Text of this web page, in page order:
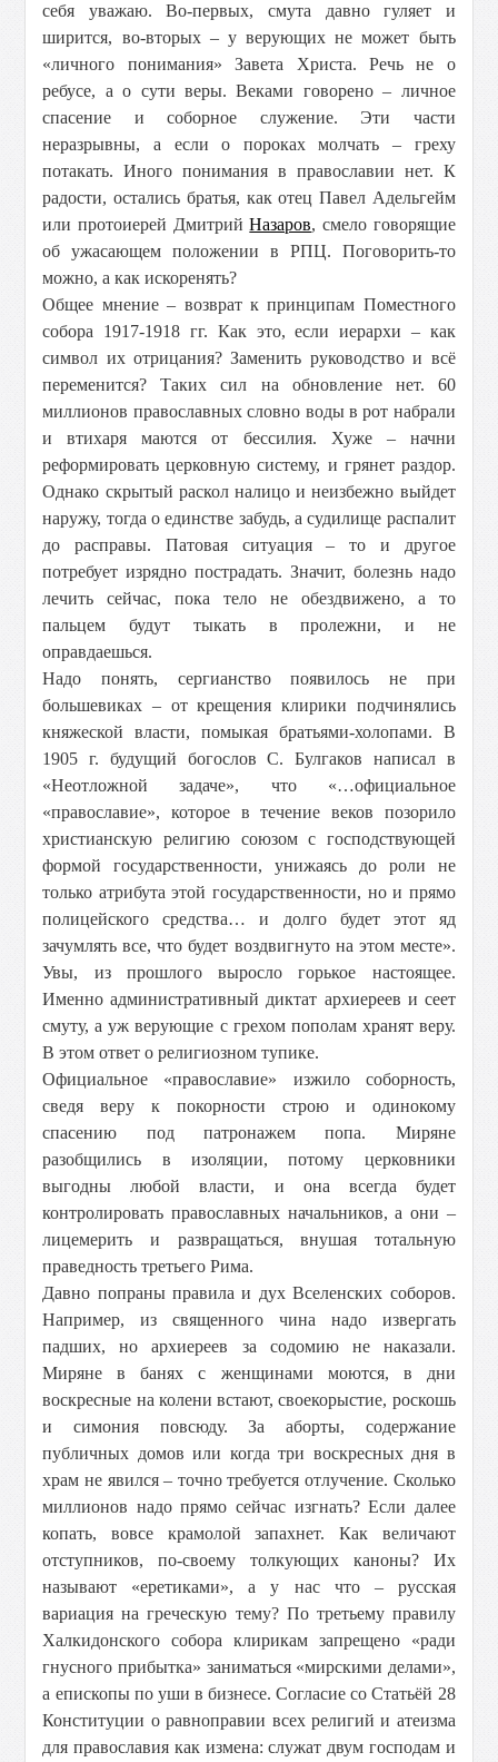
себя уважаю. Во-первых, смута давно гуляет и
ширится, во-вторых – у верующих не может быть
«личного понимания» Завета Христа. Речь не о
ребусе, а о сути веры. Веками говорено – личное
спасение и соборное служение. Эти части
неразрывны, а если о пороках молчать – греху
потакать. Иного понимания в православии нет. К
радости, остались братья, как отец Павел Адельгейм
или протоиерей ДмитрийНазаров, смело говорящие
об ужасающем положении в РПЦ. Поговорить-то
можно, а как искоренять?
Общее мнение – возврат к принципам Поместного
собора 1917-1918 гг. Как это, если иерархи – как
символ их отрицания? Заменить руководство и всё
переменится? Таких сил на обновление нет. 60
миллионов православных словно воды в рот набрали
и втихаря маются от бессилия. Хуже – начни
реформировать церковную систему, и грянет раздор.
Однако скрытый раскол налицо и неизбежно выйдет
наружу, тогда о единстве забудь, а судилище распалит
до расправы. Патовая ситуация – то и другое
потребует изрядно пострадать. Значит, болезнь надо
лечить сейчас, пока тело не обездвижено, а то
пальцем будут тыкать в пролежни, и не
оправдаешься.
Надо понять, сергианство появилось не при
большевиках – от крещения клирики подчинялись
княжеской власти, помыкая братьями-холопами. В
1905 г. будущий богослов С. Булгаков написал в
«Неотложной задаче», что «…официальное
«православие», которое в течение веков позорило
христианскую религию союзом с господствующей
формой государственности, унижаясь до роли не
только атрибута этой государственности, но и прямо
полицейского средства… и долго будет этот яд
зачумлять все, что будет воздвигнуто на этом месте».
Увы, из прошлого выросло горькое настоящее.
Именно административный диктат архиереев и сеет
смуту, а уж верующие с грехом пополам хранят веру.
В этом ответ о религиозном тупике.
Официальное «православие» изжило соборность,
сведя веру к покорности строю и одинокому
спасению под патронажем попа. Миряне
разобщились в изоляции, потому церковники
выгодны любой власти, и она всегда будет
контролировать православных начальников, а они –
лицемерить и развращаться, внушая тотальную
праведность третьего Рима.
Давно попраны правила и дух Вселенских соборов.
Например, из священного чина надо извергать
падших, но архиереев за содомию не наказали.
Миряне в банях с женщинами моются, в дни
воскресные на колени встают, своекорыстие, роскошь
и симония повсюду. За аборты, содержание
публичных домов или когда три воскресных дня в
храм не явился – точно требуется отлучение. Сколько
миллионов надо прямо сейчас изгнать? Если далее
копать, вовсе крамолой запахнет. Как величают
отступников, по-своему толкующих каноны? Их
называют «еретиками», а у нас что – русская
вариация на греческую тему? По третьему правилу
Халкидонского собора клирикам запрещено «ради
гнусного прибытка» заниматься «мирскими делами»,
а епископы по уши в бизнесе. Согласие со Статьёй 28
Конституции о равноправии всех религий и атеизма
для православия как измена: служат двум господам и